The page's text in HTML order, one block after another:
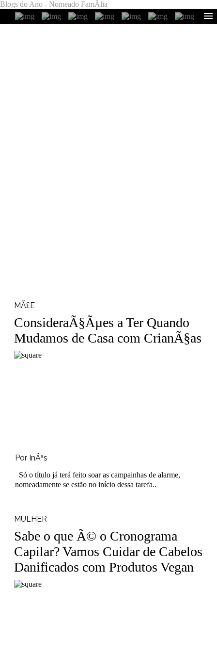
Blogs do Ano - Nomeado FamÃ­lia
MÃ£E
ConsideraÃ§Ãµes a Ter Quando
Mudamos de Casa com CrianÃ§as
Por InÃªs
Só o título já terá feito soar as campainhas de alarme,
nomeadamente se estão no início dessa tarefa..
MULHER
Sabe o que Ã© o Cronograma
Capilar? Vamos Cuidar de Cabelos
Danificados com Produtos Vegan